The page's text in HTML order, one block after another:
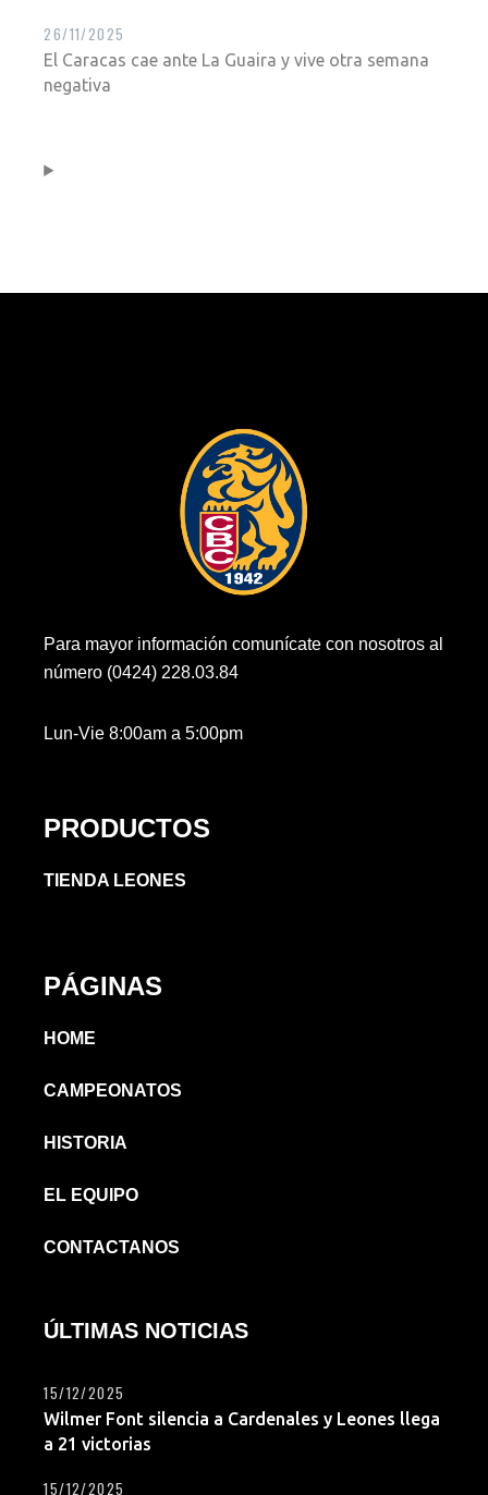
El Caracas cae ante La Guaira y vive otra semana
negativa
26/11/2025
Para mayor información comunícate con nosotros al
número (0424) 228.03.84
Lun-Vie 8:00am a 5:00pm
PRODUCTOS
TIENDA LEONES
PÁGINAS
HOME
CAMPEONATOS
HISTORIA
EL EQUIPO
CONTACTANOS
ÚLTIMAS NOTICIAS
Wilmer Font silencia a Cardenales y Leones llega
a 21 victorias
15/12/2025
15/12/2025